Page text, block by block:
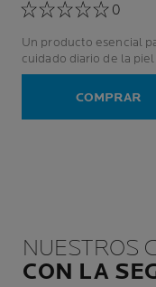
0
Un producto esencial
cuidado diario de la piel
pieles sensibles,
las más frágiles: recién
embarazadas.
COMPRAR
NUESTROS
CON LA